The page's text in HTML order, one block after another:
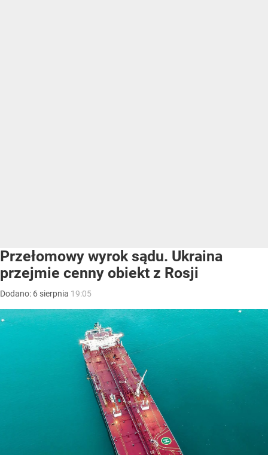
Przełomowy wyrok sądu. Ukraina
przejmie cenny obiekt z Rosji
Dodano: 6 sierpnia 19:05